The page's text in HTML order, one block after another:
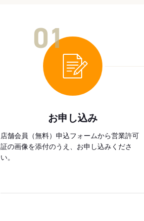
お申し込み
店舗会員（無料）申込フォームから営業許可
証の画像を添付のうえ、お申し込みくださ
い。